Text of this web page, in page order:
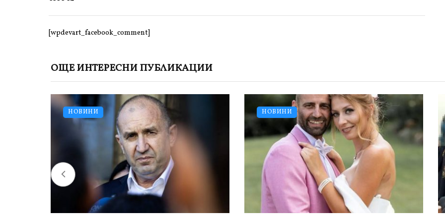
[wpdevart_facebook_comment]
ОЩЕ ИНТЕРЕСНИ ПУБЛИКАЦИИ
НОВИНИ НОВИНИ